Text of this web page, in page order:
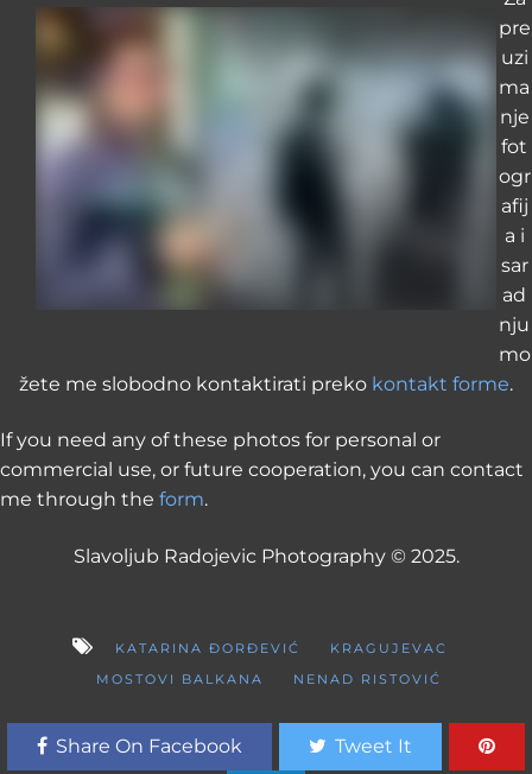
pre
uzi
ma
nje
fot
ogr
afij
a i
sar
ad
nju
mo
žete me slobodno kontaktirati preko kontakt forme.
If you need any of these photos for personal or
commercial use, or future cooperation, you can contact
me through the form.
Slavoljub Radojevic Photography © 2025.
KATARINA ĐORĐEVIĆ
KRAGUJEVAC
MOSTOVI BALKANA
NENAD RISTOVIĆ
Share On Facebook Tweet It